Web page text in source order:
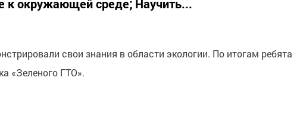
к окружающей среде; Научить...
свои знания в области экологии. По итогам ребята
«Зеленого ГТО».